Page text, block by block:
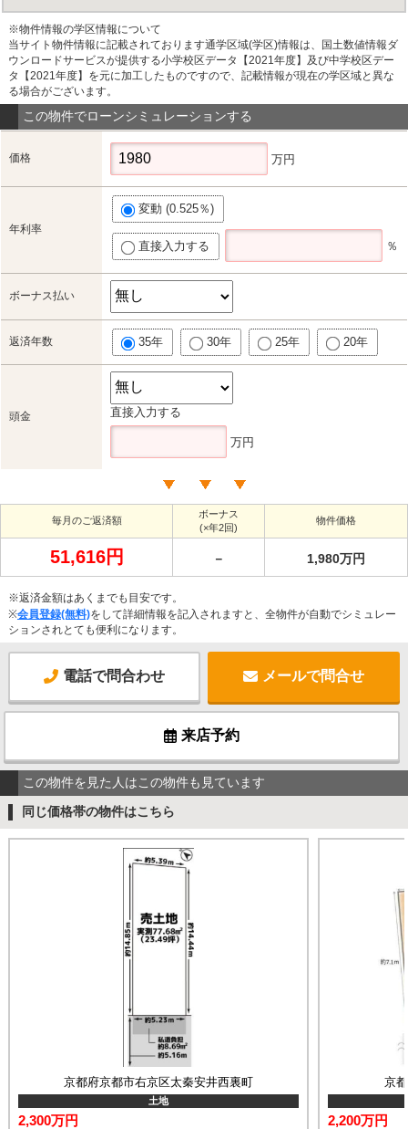
※物件情報の学区情報について
当サイト物件情報に記載されております通学区域(学区)情報は、国土数値情報ダ
ウンロードサービスが提供する小学校区データ【2021年度】及び中学校区デー
タ【2021年度】を元に加工したものですので、記載情報が現在の学区域と異な
る場合がございます。
この物件でローンシミュレーションする
価格 万円
年利率
変動 (0.525％)
直接入力する ％
ボーナス払い
返済年数 35年 30年 25年 20年
頭金 直接入力する
万円
毎月のご返済額
ボーナス
(×年2回)
物件価格
51,616円 － 1,980万円
※返済金額はあくまでも目安です。
※会員登録(無料)をして詳細情報を記入されますと、全物件が自動でシミュレー
ションされとても便利になります。
電話で問合わせ メールで問合せ
来店予約
この物件を見た人はこの物件も見ています
同じ価格帯の物件はこちら
京都府京都市右京区太秦安井西裏町
土地
2,300万円
京
2,200万円